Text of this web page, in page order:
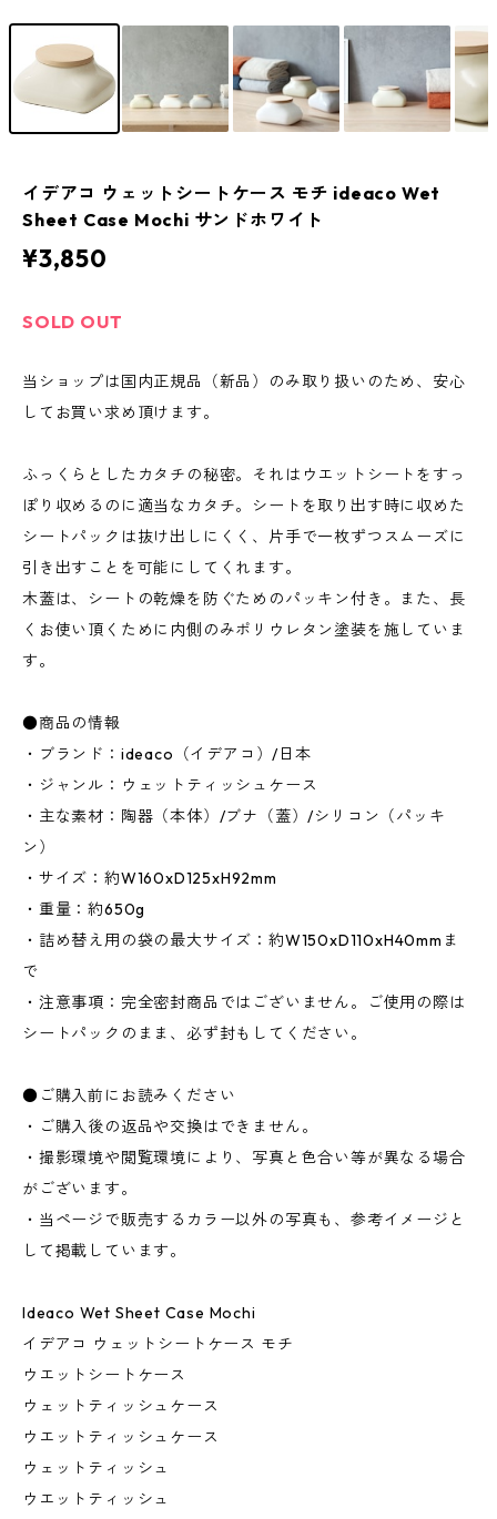
イデアコ ウェットシートケース モチ ideaco Wet
Sheet Case Mochi サンドホワイト
¥3,850
SOLD OUT
当ショップは国内正規品（新品）のみ取り扱いのため、安心
してお買い求め頂けます。
ふっくらとしたカタチの秘密。それはウエットシートをすっ
ぽり収めるのに適当なカタチ。シートを取り出す時に収めた
シートパックは抜け出しにくく、片手で一枚ずつスムーズに
引き出すことを可能にしてくれます。
木蓋は、シートの乾燥を防ぐためのパッキン付き。また、長
くお使い頂くために内側のみポリウレタン塗装を施していま
す。
●商品の情報
・ブランド：ideaco（イデアコ）/日本
・ジャンル：ウェットティッシュケース
・主な素材：陶器（本体）/ブナ（蓋）/シリコン（パッキ
ン）
・サイズ：約W160xD125xH92mm
・重量：約650g
・詰め替え用の袋の最大サイズ：約W150xD110xH40mmま
で
・注意事項：完全密封商品ではございません。ご使用の際は
シートパックのまま、必ず封もしてください。
●ご購入前にお読みください
・ご購入後の返品や交換はできません。
・撮影環境や閲覧環境により、写真と色合い等が異なる場合
がございます。
・当ページで販売するカラー以外の写真も、参考イメージと
して掲載しています。
Ideaco Wet Sheet Case Mochi
イデアコ ウェットシートケース モチ
ウエットシートケース
ウェットティッシュケース
ウエットティッシュケース
ウェットティッシュ
ウエットティッシュ